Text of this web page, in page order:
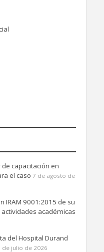
capacitación en
el caso 7 de agosto de
IRAM 9001:2015 de su
académicas
del Hospital Durand
de julio de 2026